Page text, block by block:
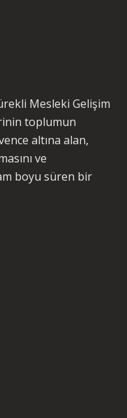
Mesleki Gelişim
toplumun
altına alan,
ve
boyu süren bir